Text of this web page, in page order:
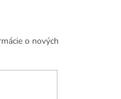
o nových